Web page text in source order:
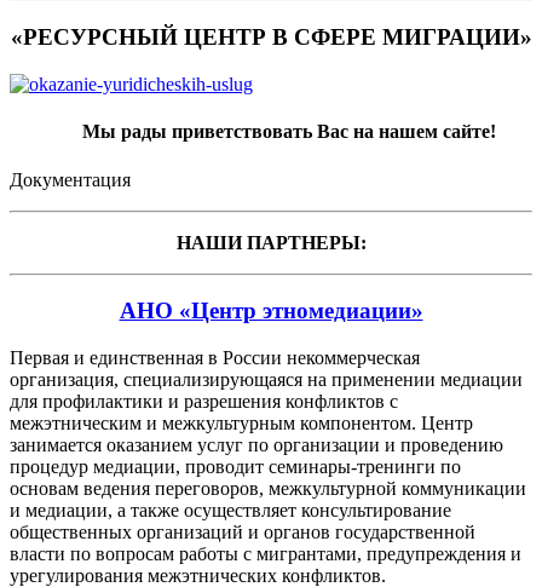
«РЕСУРСНЫЙ ЦЕНТР В СФЕРЕ МИГРАЦИИ»
Мы рады приветствовать Вас на нашем сайте!
Документация
НАШИ ПАРТНЕРЫ:
АНО «Центр этномедиации»
Первая и единственная в России некоммерческая
организация, специализирующаяся на применении медиации
для профилактики и разрешения конфликтов с
межэтническим и межкультурным компонентом. Центр
занимается оказанием услуг по организации и проведению
процедур медиации, проводит семинары-тренинги по
основам ведения переговоров, межкультурной коммуникации
и медиации, а также осуществляет консультирование
общественных организаций и органов государственной
власти по вопросам работы с мигрантами, предупреждения и
урегулирования межэтнических конфликтов.